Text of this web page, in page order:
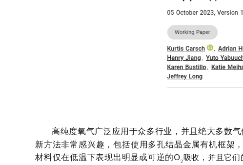
高纯度氧气广泛应用于众多行业，并且绝大多数
新方法非常感兴趣，包括使用多孔结晶金属有机框架
材料仅在低温下表现出明显或可逆的O2吸收，并且它们